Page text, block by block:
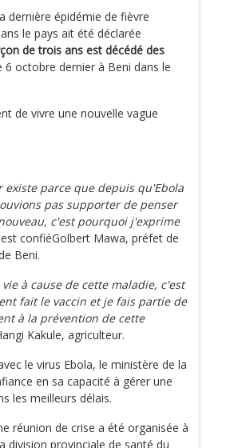
dernière épidémie de fièvre
le pays ait été déclarée
de trois ans est décédé des
6 octobre dernier à Beni dans le
de vivre une nouvelle vague
existe parce que depuis qu'Ebola
pas supporter de penser
c'est pourquoi j'exprime
confiéGolbert Mawa, préfet de
Beni.
à cause de cette maladie, c'est
fait le vaccin et je fais partie de
à la prévention de cette
Kakule, agriculteur.
le virus Ebola, le ministère de la
en sa capacité à gérer une
les meilleurs délais.
réunion de crise a été organisée à
division provinciale de santé du